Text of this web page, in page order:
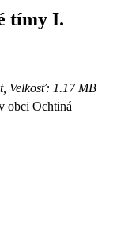
tímy I.
Velkosť: 1.17 MB